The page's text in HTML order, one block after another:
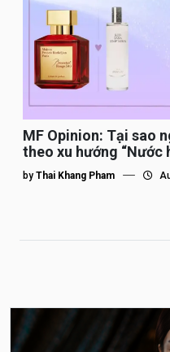
MF Opinion: Tại sao
theo xu hướng “Nước
by Thai Khang Pham